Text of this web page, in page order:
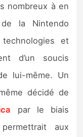
nombreux à en
la Nintendo
et
d’un soucis
lui-même. Un
décidé de
par le biais
aux